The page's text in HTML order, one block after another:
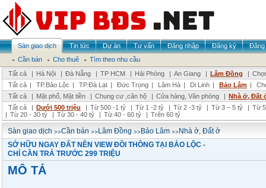
Sàn giao dịch Tin tức Dự án Tư vấn Đăng nhập Đăng ký
Đăng
Cần bán
Cho thuê
Tìm theo nhu cầu
Tất cả
| Hà Nội | Đà Nẵng | TP HCM | Hải Phòng | An Giang | Lâm Đồng |
Tất cả | TP.Bảo Lộc | TP.Đà Lạt | Đức Trọng | Lâm Hà | Di Linh | Bảo Lâm |
Tất cả
| Mặt phố, Mặt tiền | Chung cư ,căn hộ | Cửa hàng, Văn phòng | Nhà ở, Đất
Tất cả
| Dưới 500 triệu | Từ 500 -1 tỷ | Từ 1 -2 tỷ | Từ 2 -3 tỷ | Từ 3 – 5 tỷ | Từ
| Từ 20 - 30 tỷ | Từ 30 - 40 tỷ | Từ 40 - 60 tỷ | Trên 60 tỷ
Sàn giao dịch >>Cần bán >>Lâm Đồng >>Bảo Lâm >>Nhà ở, Đất ở
SỞ HỮU NGAY ĐẤT NỀN VIEW ĐỒI THÔNG TẠI BẢO LỘC -
CHỈ CẦN TRẢ TRƯỚC 299 TRIỆU
MÔ TẢ